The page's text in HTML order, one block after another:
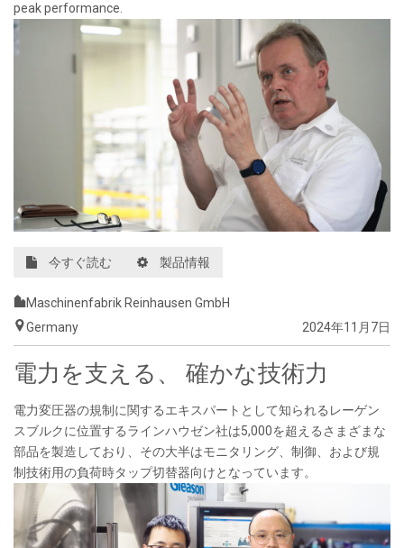
peak performance.
今すぐ読む 製品情報
Maschinenfabrik Reinhausen GmbH
Germany
2024年11月7日
電力を支える、 確かな技術力
電力変圧器の規制に関するエキスパートとして知られるレーゲン
スブルクに位置するラインハウゼン社は5,000を超えるさまざまな
部品を製造しており、その大半はモニタリング、制御、および規
制技術用の負荷時タップ切替器向けとなっています。